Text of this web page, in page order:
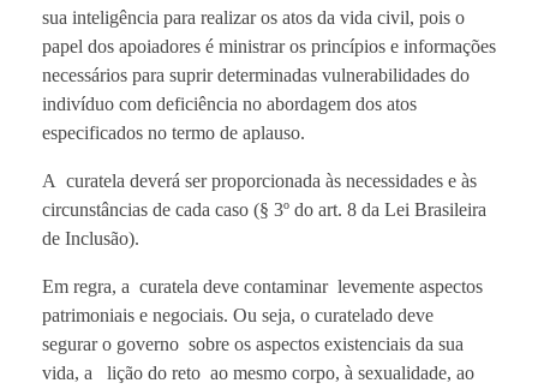
sua inteligência para realizar os atos da vida civil, pois o
papel dos apoiadores é ministrar os princípios e informações
necessários para suprir determinadas vulnerabilidades do
indivíduo com deficiência no abordagem dos atos
especificados no termo de aplauso.
A curatela deverá ser proporcionada às necessidades e às
circunstâncias de cada caso (§ 3º do art. 8 da Lei Brasileira
de Inclusão).
Em regra, a curatela deve contaminar levemente aspectos
patrimoniais e negociais. Ou seja, o curatelado deve
segurar o governo sobre os aspectos existenciais da sua
vida, a lição do reto ao mesmo corpo, à sexualidade, ao